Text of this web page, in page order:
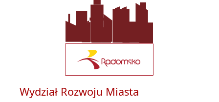
Wydział Rozwoju Miasta